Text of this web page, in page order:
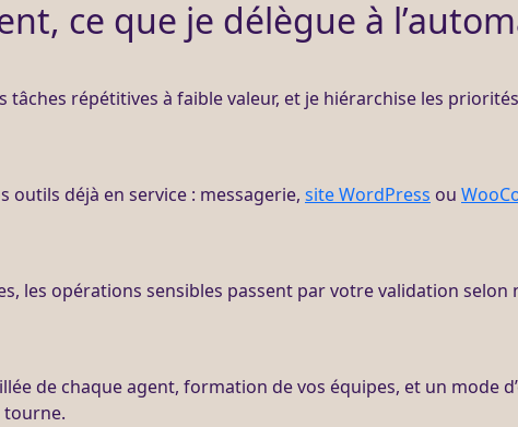
ce que je délègue à
tâches répétitives à faible valeur, et je hiérarchise les
outils déjà en service : messagerie, site WordPress ou
les opérations sensibles passent par votre validation
de chaqueagent, formation de vos équipes, et un mode
tourne.